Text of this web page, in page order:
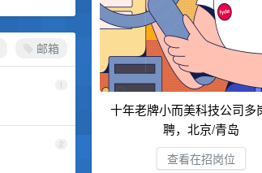
十年老牌小而美科技公司多
聘，北京/青岛
查看在招岗位
邮箱
1
2